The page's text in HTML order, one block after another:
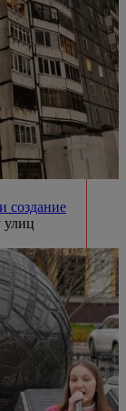
создание
улиц